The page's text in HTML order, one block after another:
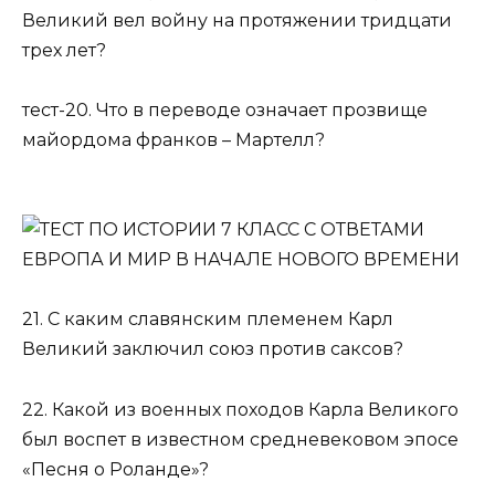
Великий вел войну на протяжении тридцати
трех лет?
тест-20. Что в переводе означает прозвище
майордома франков – Мартелл?
21. С каким славянским племенем Карл
Великий заключил союз против саксов?
22. Какой из военных походов Карла Великого
был воспет в известном средневековом эпосе
«Песня о Роланде»?